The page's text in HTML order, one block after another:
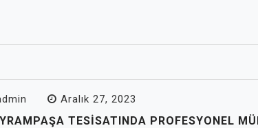
Aralık 27, 2023
TESISATINDA PROFESYONEL